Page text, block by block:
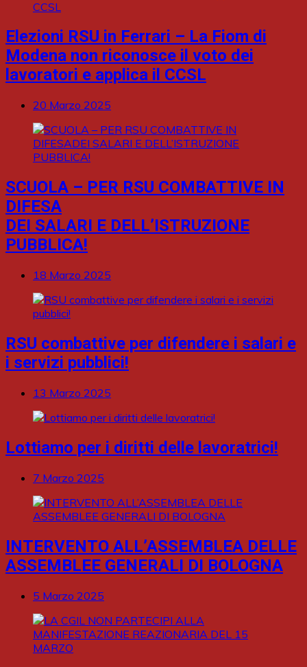
Elezioni RSU in Ferrari – La Fiom di
Modena non riconosce il voto dei
lavoratori e applica il CCSL
20 Marzo 2025
SCUOLA – PER RSU COMBATTIVE IN
DIFESA
DEI SALARI E DELL’ISTRUZIONE
PUBBLICA!
18 Marzo 2025
RSU combattive per difendere i salari e
i servizi pubblici!
13 Marzo 2025
Lottiamo per i diritti delle lavoratrici!
7 Marzo 2025
INTERVENTO ALL’ASSEMBLEA DELLE
ASSEMBLEE GENERALI DI BOLOGNA
5 Marzo 2025